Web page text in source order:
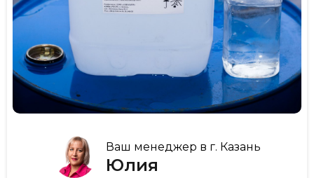
Ваш менеджер в г. Казань
Юлия